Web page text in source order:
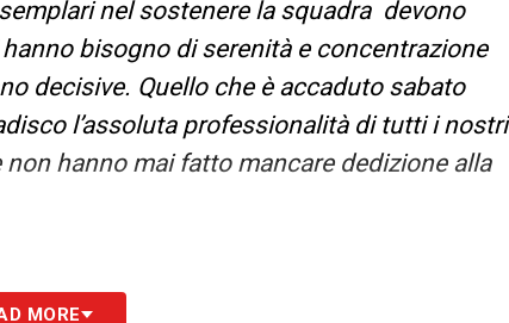
nel sostenere la squadra devono
bisogno di serenità e concentrazione
decisive. Quello che è accaduto sabato
l’assoluta professionalità di tutti i nostri
hanno mai fatto mancare dedizione alla
MORE